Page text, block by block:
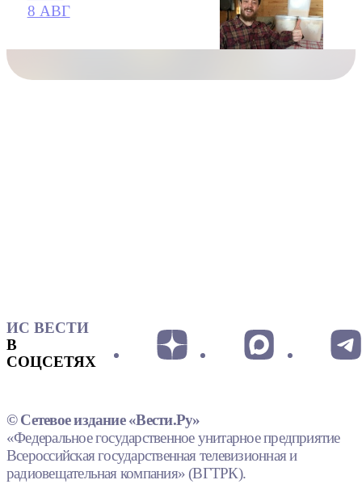
8 АВГ
ИС ВЕСТИ
В
СОЦСЕТЯХ
© Сетевое издание «Вести.Ру»
«Федеральное государственное унитарное предприятие
Всероссийская государственная телевизионная и
радиовещательная компания» (ВГТРК).